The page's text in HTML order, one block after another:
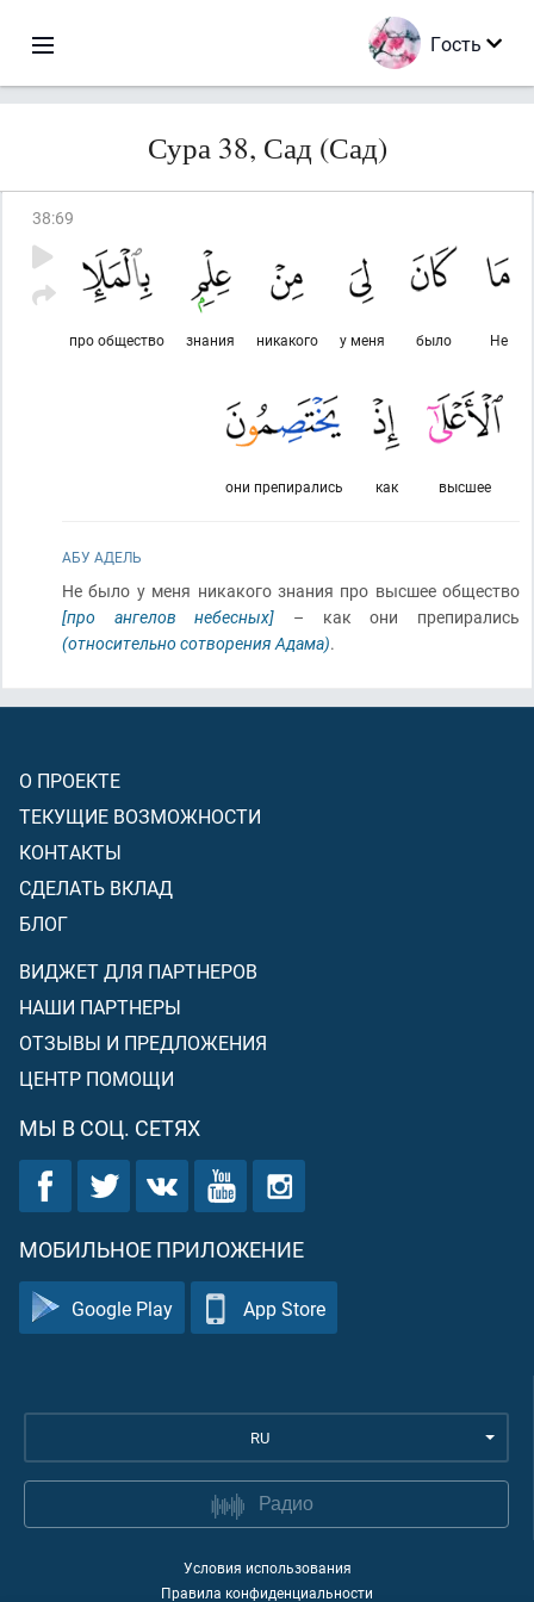
Гость
Сура 38, Сад (Сад)
38:69
Не
было
у меня
никакого
знания
про общество
высшее
как
они препирались
АБУ АДЕЛЬ
Не было у меня никакого знания про высшее общество
[про ангелов небесных] – как они препирались
(относительно сотворения Адама).
О ПРОЕКТЕ
ТЕКУЩИЕ ВОЗМОЖНОСТИ
КОНТАКТЫ
СДЕЛАТЬ ВКЛАД
БЛОГ
ВИДЖЕТ ДЛЯ ПАРТНЕРОВ
НАШИ ПАРТНЕРЫ
ОТЗЫВЫ И ПРЕДЛОЖЕНИЯ
ЦЕНТР ПОМОЩИ
МЫ В СОЦ. СЕТЯХ
МОБИЛЬНОЕ ПРИЛОЖЕНИЕ
Google Play App Store
RU
Радио
Условия использования
Правила конфиденциальности